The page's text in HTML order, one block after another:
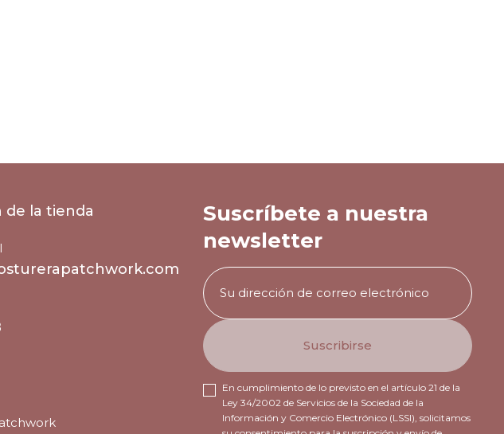
la tienda
Suscríbete a nuestra
newsletter
En cumplimiento de lo previsto en el artículo 21 de la
Ley 34/2002 de Servicios de la Sociedad de la
Información y Comercio Electrónico (LSSI), solicitamos